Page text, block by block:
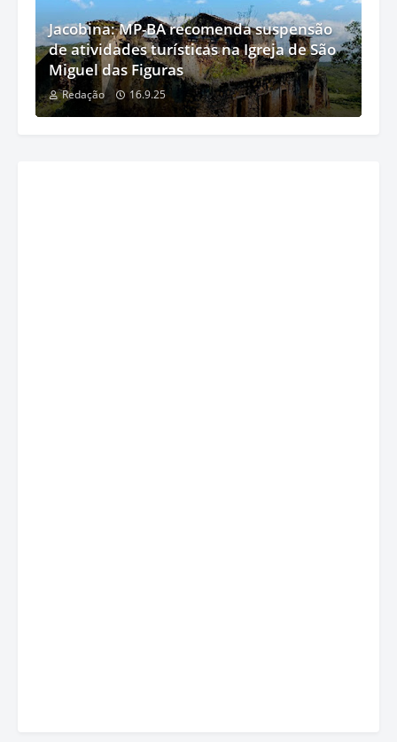
Jacobina: MP-BA recomenda suspensão
de atividades turísticas na Igreja de São
Miguel das Figuras
Redação 16.9.25